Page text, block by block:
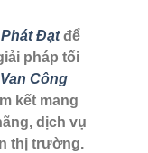
Đạtđể
pháp tối
Van Công
kết mang
dịch vụ
thị trường.